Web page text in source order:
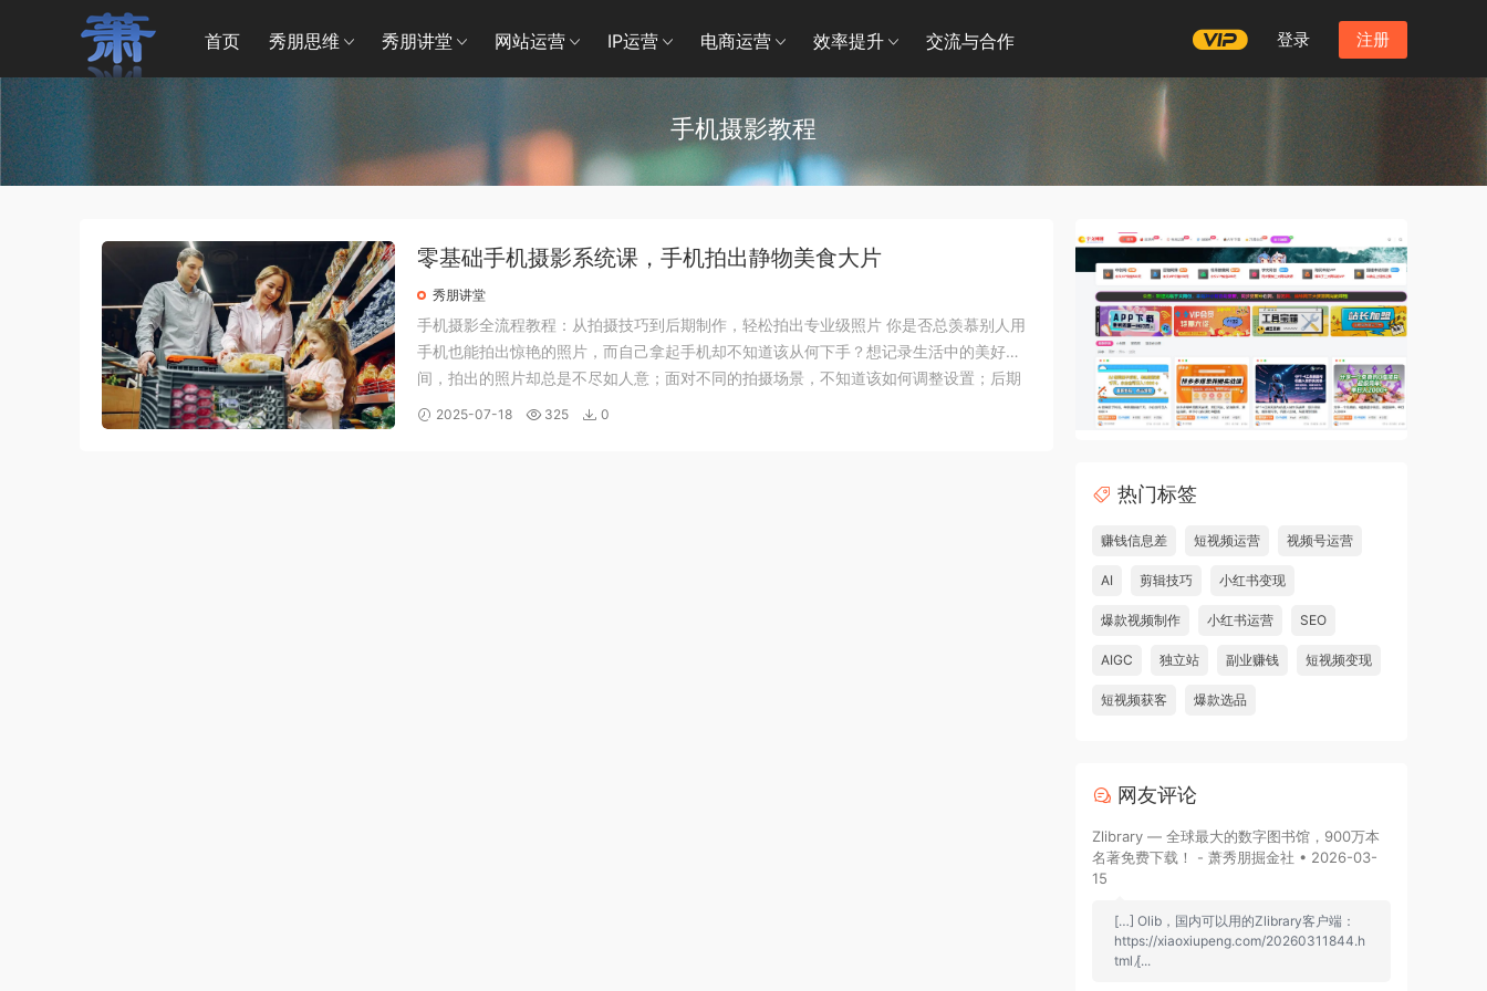
首页 秀朋思维 秀朋讲堂 网站运营 IP运营 电商运营 效率提升 交流与合作 登录 注册
手机摄影教程
零基础手机摄影系统课，手机拍出静物美食大片
秀朋讲堂
手机摄影全流程教程：从拍摄技巧到后期制作，轻松拍出专业级照片 你是否总羡慕别人用
手机也能拍出惊艳的照片，而自己拿起手机却不知道该从何下手？想记录生活中的美好瞬
间，拍出的照片却总是不尽如人意；面对不同的拍摄场景，不知道该如何调整设置；后期
想修图，却对着各种软件一脸茫然…… 如果你也有这些困扰，这门手机摄影课程或许能帮
2025-07-18 325 0
热门标签
赚钱信息差 短视频运营 视频号运营
AI 剪辑技巧 小红书变现
爆款视频制作 小红书运营 SEO
AIGC 独立站 副业赚钱 短视频变现
短视频获客 爆款选品
网友评论
Zlibrary — 全球最大的数字图书馆，900万本
名著免费下载！ - 萧秀朋掘金社 • 2026-03-
15
[…] Olib，国内可以用的Zlibrary客户端：
https://xiaoxiupeng.com/20260311844.h
tml [̷...